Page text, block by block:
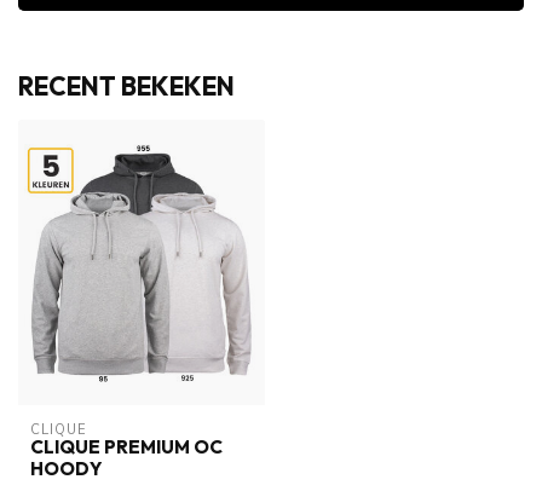
RECENT BEKEKEN
CLIQUE
CLIQUE PREMIUM OC
HOODY